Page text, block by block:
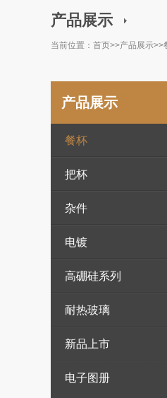
产品展示
当前位置： 首页>>产品展示>>
产品展示
餐杯
把杯
杂件
电镀
高硼硅系列
耐热玻璃
新品上市
电子图册